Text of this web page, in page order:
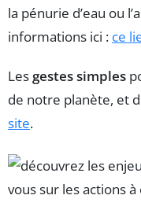
la pénurie d’eau ou
informations ici : ce
Les gestes simples
de notre planète, et
site.